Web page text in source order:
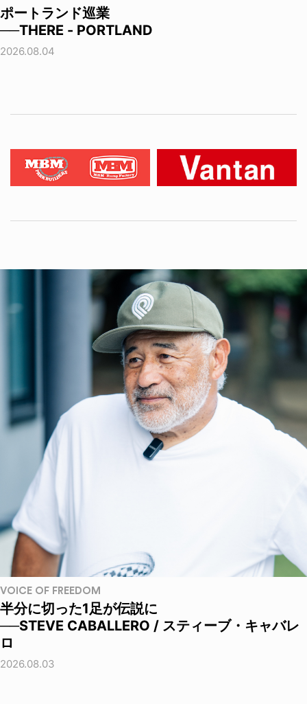
ポートランド巡業
──THERE - PORTLAND
2026.08.04
VOICE OF FREEDOM
半分に切った1足が伝説に
──STEVE CABALLERO / スティーブ・キャバレ
ロ
2026.08.03